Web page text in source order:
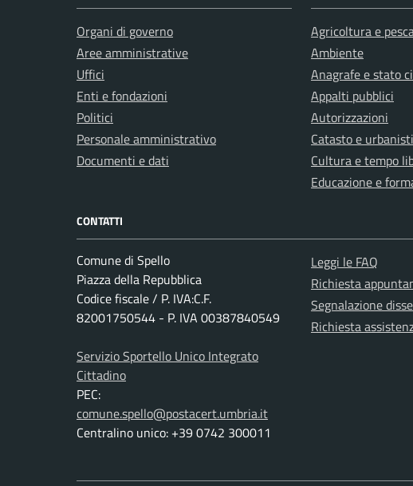
Organi di governo
Aree amministrative
Uffici
Enti e fondazioni
Politici
Personale amministrativo
Documenti e dati
Agricoltura e
Ambiente
Anagrafe e stato
Appalti pubblici
Autorizzazioni
Catasto e
Cultura e tempo
Educazione e
CONTATTI
Comune di Spello
Piazza della Repubblica
Codice fiscale / P. IVA:C.F.
82001750544 - P. IVA 00387840549
Servizio Sportello Unico Integrato
Cittadino
PEC:
comune.spello@postacert.umbria.it
Centralino unico: +39 0742 300011
Leggi le FAQ
Richiesta
Segnalazione
Richiesta